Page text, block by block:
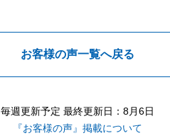
お客様の声一覧へ戻る
毎週更新予定 最終更新日：8月6日
『お客様の声』掲載について